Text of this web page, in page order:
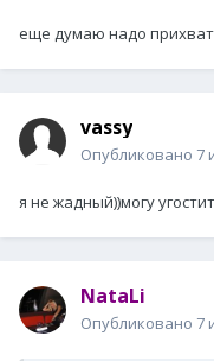
еще думаю надо
vassy
Опубликовано 7
я не жадный))могу
NataLi
Опубликовано 7